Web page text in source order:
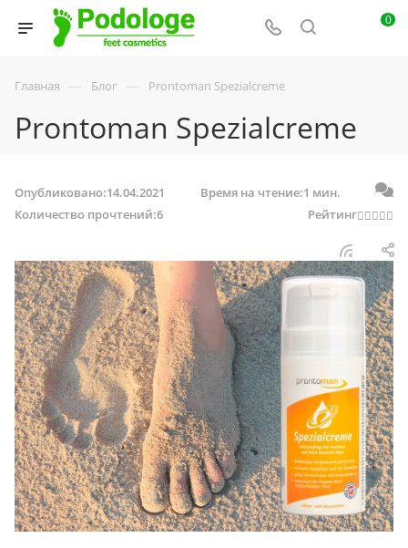
0
Главная — Блог — Prontoman Spezialcreme
Prontoman Spezialcreme
Опубликовано:14.04.2021 Время на чтение:1 мин.
Количество прочтений:6 Рейтинг